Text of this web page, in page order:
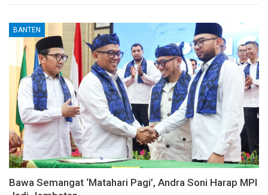
BANTEN
Bawa Semangat ‘Matahari Pagi’, Andra Soni Harap MPI